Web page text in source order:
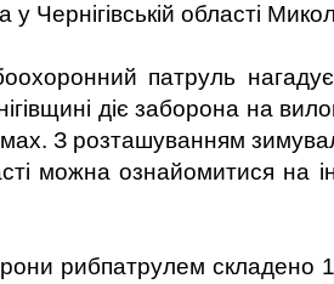
Чернігівській області
патруль
діє заборона на
З розташуванням
можна ознайомитися на
рибпатрулем складено